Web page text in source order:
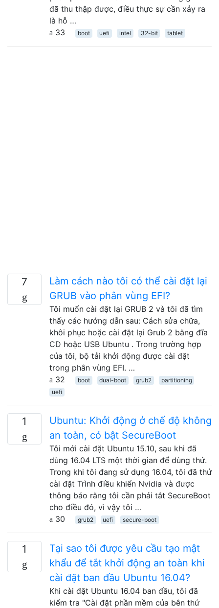
đã thu thập được, điều thực sự cần xảy ra
là hỗ …
33
boot uefi intel 32-bit tablet
7
Làm cách nào tôi có thể cài đặt lại
GRUB vào phân vùng EFI?
Tôi muốn cài đặt lại GRUB 2 và tôi đã tìm
thấy các hướng dẫn sau: Cách sửa chữa,
khôi phục hoặc cài đặt lại Grub 2 bằng đĩa
CD hoặc USB Ubuntu . Trong trường hợp
của tôi, bộ tải khởi động được cài đặt
trong phân vùng EFI. …
32
boot dual-boot grub2
partitioning
uefi
1
Ubuntu: Khởi động ở chế độ không
an toàn, có bật SecureBoot
Tôi mới cài đặt Ubuntu 15.10, sau khi đã
dùng 16.04 LTS một thời gian để dùng thử.
Trong khi tôi đang sử dụng 16.04, tôi đã thử
cài đặt Trình điều khiển Nvidia và được
thông báo rằng tôi cần phải tắt SecureBoot
cho điều đó, vì vậy tôi …
30
grub2 uefi secure-boot
1
Tại sao tôi được yêu cầu tạo mật
khẩu để tắt khởi động an toàn khi
cài đặt ban đầu Ubuntu 16.04?
Khi cài đặt Ubuntu 16.04 ban đầu, tôi đã
kiểm tra "Cài đặt phần mềm của bên thứ